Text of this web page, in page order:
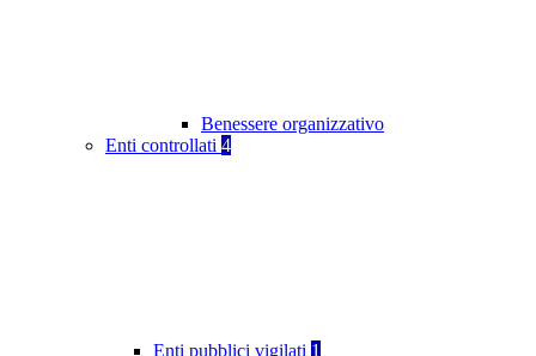
Benessere organizzativo
Enti controllati 4
Enti pubblici vigilati 1